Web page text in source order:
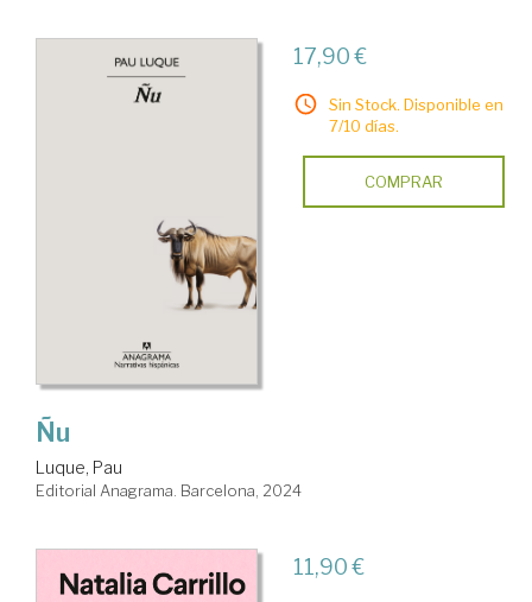
17,90 €
Sin Stock. Disponible en
7/10 días.
COMPRAR
Ñu
Luque, Pau
Editorial Anagrama. Barcelona, 2024
11,90 €